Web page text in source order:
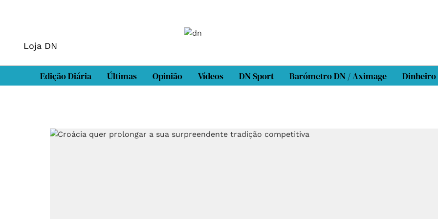
Loja DN
Edição Diária Últimas Opinião Vídeos DN Sport Barómetro DN / Aximage Dinheiro